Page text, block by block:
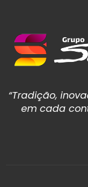
“Tradição,
em cada